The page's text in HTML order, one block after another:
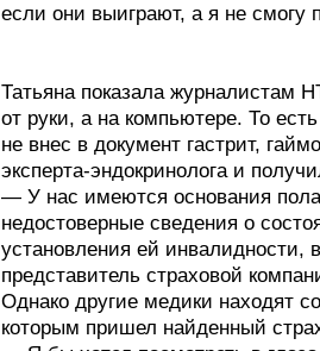
если они выиграют, а я не
Татьяна показала журналистам
от руки, а на компьютере. То
не внес в документ гастрит,
эксперта-эндокринолога и
— У нас имеются основания
недостоверные сведения о
установления ей инвалидности,
представитель страховой
Однако другие медики находят
которым пришел найденный